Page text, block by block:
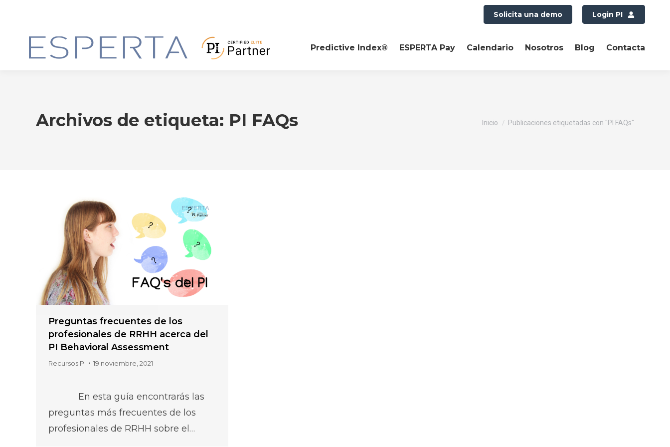
Solicita una demo Login PI
Predictive Index® ESPERTA Pay Calendario Nosotros Blog Contacta
Archivos de etiqueta: PI FAQs Estás aquí:
Inicio Publicaciones etiquetadas con "PI FAQs"
Preguntas frecuentes de los
profesionales de RRHH acerca del
PI Behavioral Assessment
Recursos PI 19 noviembre, 2021
En esta guía encontrarás las
preguntas más frecuentes de los
profesionales de RRHH sobre el…